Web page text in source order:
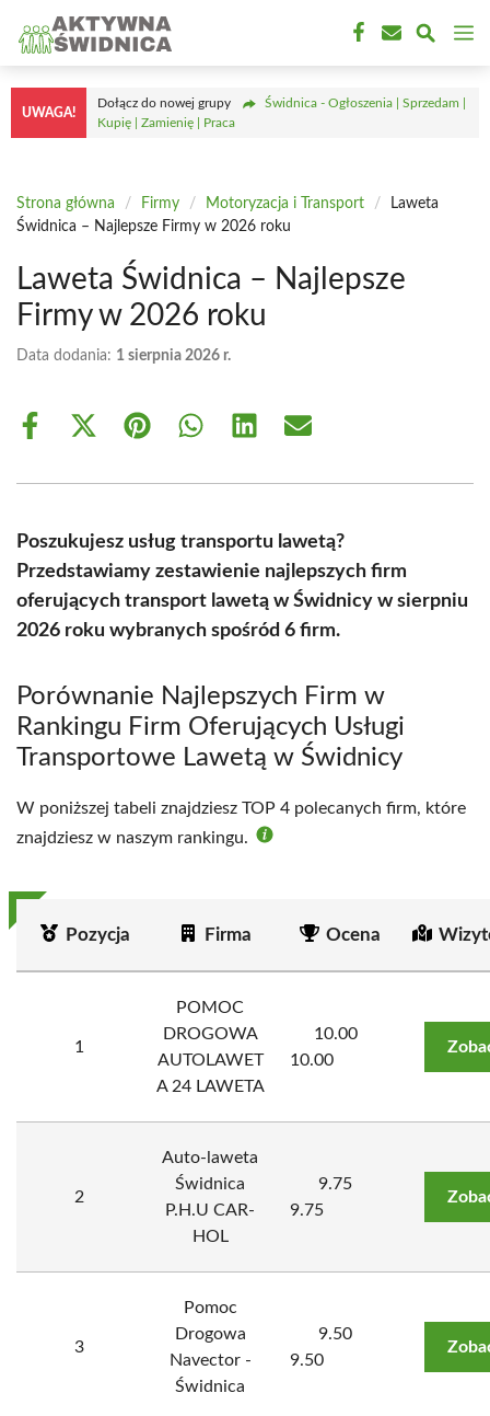
treści
UWAGA!
Dołącz do nowej grupy
Świdnica - Ogłoszenia | Sprzedam |
Kupię | Zamienię | Praca
Strona główna / Firmy / Motoryzacja i Transport /
Laweta
Świdnica – Najlepsze Firmy w 2026 roku
Laweta Świdnica – Najlepsze
Firmy w 2026 roku
Data dodania: 1 sierpnia 2026 r.
Share
Share
(Twitter)
Share Share Share Share
Poszukujesz usług transportu lawetą?
Przedstawiamy zestawienie najlepszych firm
oferujących transport lawetą w Świdnicy w sierpniu
2026 roku wybranych spośród 6 firm.
Porównanie Najlepszych Firm w
Rankingu Firm Oferujących Usługi
Transportowe Lawetą w Świdnicy
W poniższej tabeli znajdziesz TOP 4 polecanych firm, które
znajdziesz w naszym rankingu.
Pozycja Firma Ocena
1
POMOC
DROGOWA
AUTOLAWET
A 24 LAWETA
10.00
10.00
2
Auto-laweta
Świdnica
P.H.U CAR-
HOL
9.75
9.75
3
Pomoc
Drogowa
Navector -
Świdnica
9.50
9.50